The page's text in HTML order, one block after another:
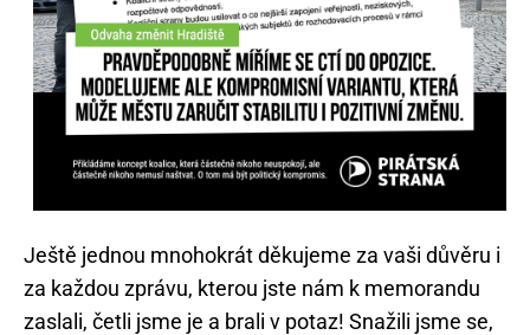
Ještě jednou mnohokrát děkujeme za vaši důvěru i
za každou zprávu, kterou jste nám k memorandu
zaslali, četli jsme je a brali v potaz! Snažili jsme se,